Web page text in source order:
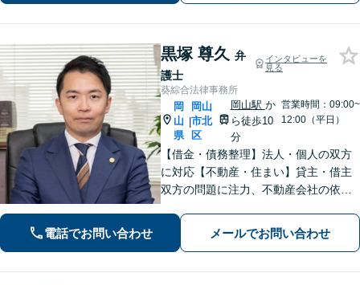
黒塚 尊久 弁
護士
インタビューを
見る
葵綜合法律事務所
岡
山
県
|
岡山
市北
区
岡山駅 か
ら徒歩10
分
営業時間：09:00~
12:00（平日）
【借金・債務整理】法人・個人の双方
に対応【不動産・住まい】貸主・借主
双方の問題に注力、不動産会社の依頼
通。その他労働事件もカバー【行政事
件】学校トラブル・いじめ問題に注力
電話でお問い合わせ メールでお問い合わせ